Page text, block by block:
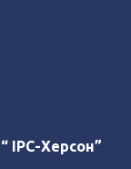
IPC-Херсон”